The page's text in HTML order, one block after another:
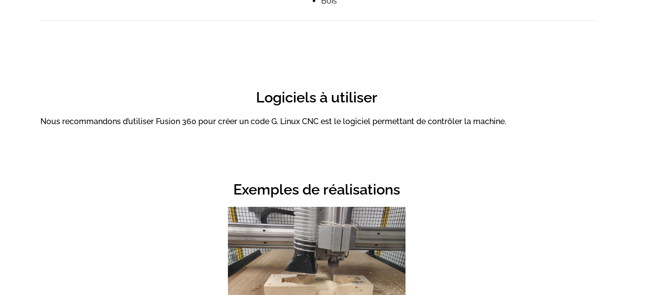
Logiciels à utiliser
Nous recommandons d’utiliser Fusion 360 pour créer un code G. Linux CNC est le logiciel permettant de contrôler la machine.
Exemples de réalisations